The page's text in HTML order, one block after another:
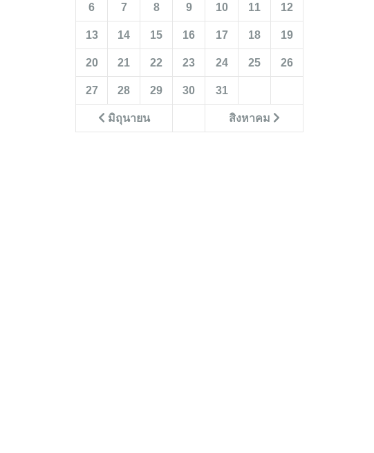
มิถุนายน สิงหาคม
6 7 8 9 10 11 12
13 14 15 16 17 18 19
20 21 22 23 24 25 26
27 28 29 30 31